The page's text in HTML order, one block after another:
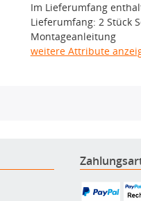
Im Lieferumfang
Lieferumfang: 2 Stück
Montageanleitung
weitere Attribute